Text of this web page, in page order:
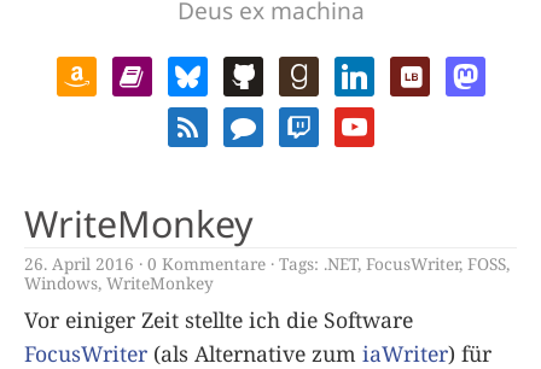
Deus ex machina
WriteMonkey
26. April 2016 0 Kommentare Tags: .NET, FocusWriter, FOSS,
Windows, WriteMonkey
Vor einiger Zeit stellte ich die Software
FocusWriter (als Alternative zum iaWriter) für